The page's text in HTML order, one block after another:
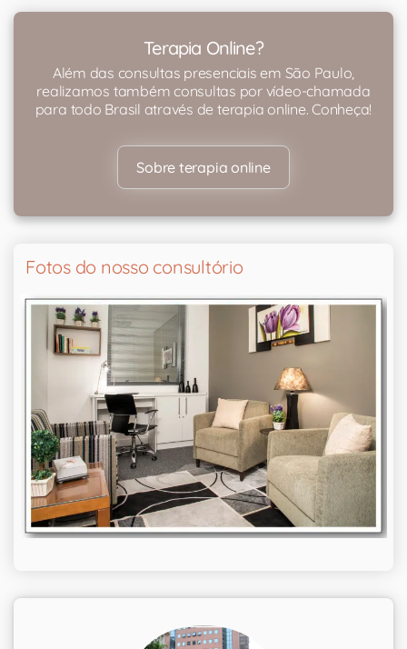
Terapia Online?
Além das consultas presenciais em São Paulo,
realizamos também consultas por vídeo-chamada
para todo Brasil através de terapia online. Conheça!
Sobre terapia online
Fotos do nosso consultório